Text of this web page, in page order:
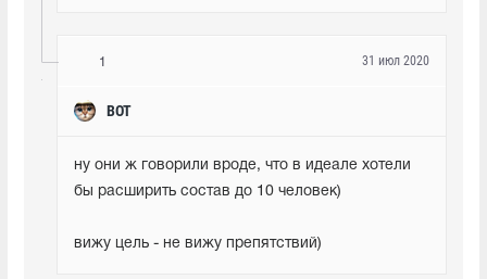
1
BOT
31 июл 2020
ну они ж говорили вроде, что в идеале хотели
бы расширить состав до 10 человек)
вижу цель - не вижу препятствий)